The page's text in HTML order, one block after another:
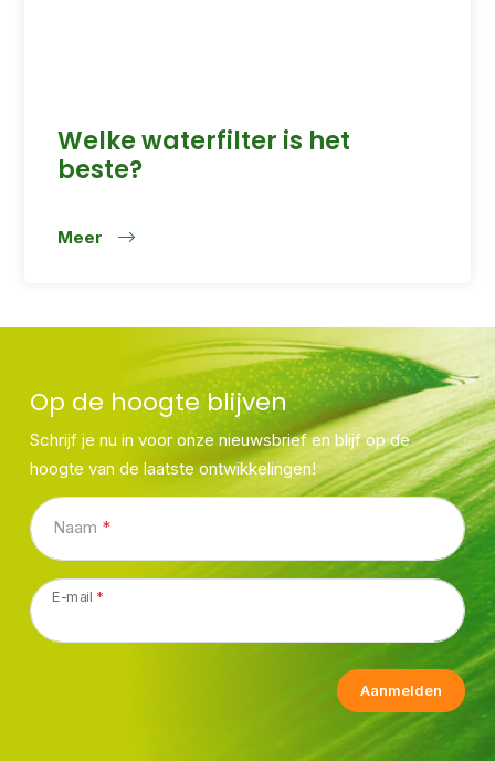
Welke waterfilter is het
beste?
Meer
Op de hoogte blijven
Schrijf je nu in voor onze nieuwsbrief en blijf op de
hoogte van de laatste ontwikkelingen!
Naam *
E-mail *
Aanmelden